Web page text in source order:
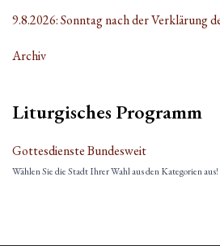
9.8.2026: Sonntag nach der Verklärung
Archiv
Liturgisches Programm
Gottesdienste Bundesweit
Wählen Sie die Stadt Ihrer Wahl aus den Kategorien aus!